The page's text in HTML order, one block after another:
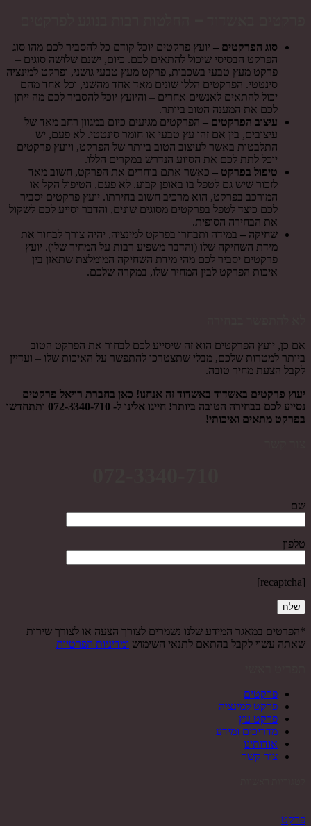
סוג הפרקטים – יועץ פרקטים יוכל קודם כל להסביר לכם מהו סוג
הפרקט הבסיסי שיכול להתאים לכם. כיום, ישנם שלושה סוגים –
פרקט מעץ טבעי בשכבות, פרקט מעץ טבעי גושני, ופרקט למינציה
סינטטי. הפרקטים הללו שונים מאד אחד מהשני, וכל אחד מהם
יכול להתאים לאנשים אחרים – והיועץ יוכל להסביר לכם מה ייתן
לכם את המענה הטוב ביותר.
עיצוב הפרקטים – הפרקטים מגיעים כיום במגוון רחב מאד של
עיצובים, בין אם זהו עץ טבעי או חומר סינטטי. לא פעם, יש
התלבטות באשר לעיצוב הטוב ביותר של הפרקט, ויועץ פרקטים
יוכל לתת לכם את הסיוע הנדרש במקרים הללו.
טיפול בפרקט – כאשר אתם בוחרים את הפרקט, חשוב מאד
לזכור שיש גם לטפל בו באופן קבוע. לא פעם, הטיפול הקל או
המורכב בפרקט, הוא מרכיב חשוב בחירתו. יועץ פרקטים יסביר
לכם כיצד לטפל בפרקטים מסוגים שונים, והדבר יסייע לכם לשקול
את הבחירה הסופית.
שחיקה – במידה ותבחרו בפרקט למינציה, יהיה צורך לבחור את
מידת השחיקה שלו (והדבר משפיע רבות על המחיר שלו). יועץ
פרקטים יסביר לכם מהי מידת השחיקה המומלצת שתאזן בין
איכות הפרקט לבין המחיר שלו, במקרה שלכם.
אם כן, יועץ הפרקטים הוא זה שיסייע לכם לבחור את הפרקט הטוב
ביותר למטרות שלכם, מבלי שתצטרכו להתפשר על האיכות שלו – ועדיין
לקבל הצעת מחיר טובה.
יעוץ פרקטים באשדוד באשדוד זה אנחנו! כאן בחברת רויאל פרקטים
נסייע לכם בבחירה הטובה ביותר! חייגו אלינו ל- 072-3340-710
ותתחדשו
בפרקט מתאים ואיכותי!
שם
טלפון
[recaptcha]
*הפרטים במאגר המידע שלנו נשמרים לצורך הצעה או לצורך שירות
שאתה עשוי לקבל בהתאם לתנאי השימוש ומדיניות הפרטיות
פרקטים
פרקט למינציה
פרקט עץ
מדריכים ומידע
אודותינו
צור קשר
פרקט